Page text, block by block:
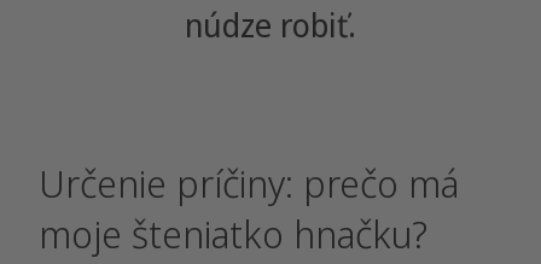
núdze robiť.
Určenie príčiny: prečo má
moje šteniatko hnačku?